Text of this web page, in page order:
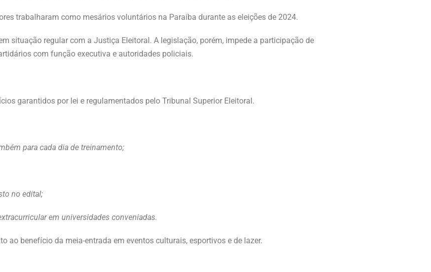
trabalharam como mesários voluntários na Paraíba durante as eleições de 2024.
situação regular com a Justiça Eleitoral. A legislação, porém, impede a participação de
com função executiva e autoridades policiais.
garantidos por lei e regulamentados pelo Tribunal Superior Eleitoral.
para cada dia de treinamento;
no edital;
em universidades conveniadas.
ao benefício da meia-entrada em eventos culturais, esportivos e de lazer.